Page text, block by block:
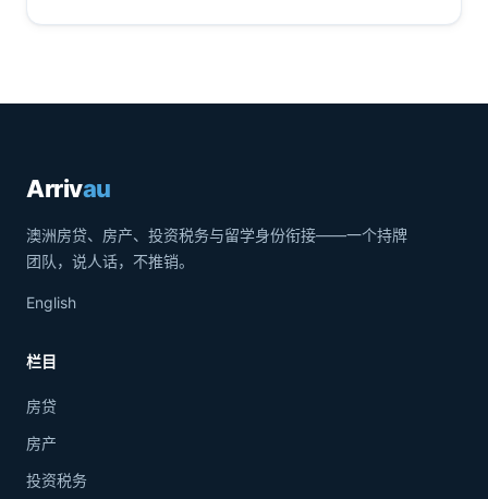
Arrivau
澳洲房贷、房产、投资税务与留学身份衔接——一个持牌
团队，说人话，不推销。
English
栏目
房贷
房产
投资税务